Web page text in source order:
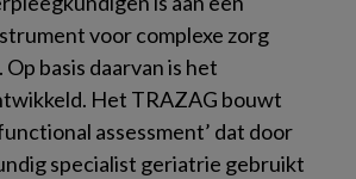
voor complexe zorg
basis daarvan is het
Het TRAZAG bouwt
assessment’ dat door
specialist geriatrie gebruikt